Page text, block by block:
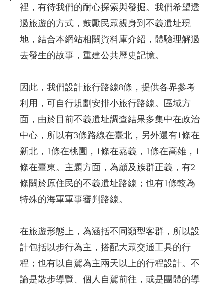
裡，有待我們的耐心探索與發掘。我們希望透
過旅遊的方式，鼓勵民眾親身到不義遺址現
地，結合本網站相關資料庫介紹，體驗理解過
去發生的故事，重建公共歷史記憶。
因此，我們設計旅行路線8條，提供各界參考
利用，可自行規劃安排小旅行路線。區域方
面，由於目前不義遺址調查結果多集中在政治
中心，所以有3條路線在臺北，另外還有1條在
新北，1條在桃園，1條在嘉義，1條在高雄，1
條在臺東。主題方面，為顧及族群正義，有2
條關於原住民的不義遺址路線；也有1條較為
特殊的海軍軍事審判路線。
在旅遊形態上，為涵括不同類型客群，所以設
計包括以步行為主，搭配大眾交通工具的行
程；也有以自駕為主兩天以上的行程設計。不
論是散步導覽、個人自駕前往，或是團體的導